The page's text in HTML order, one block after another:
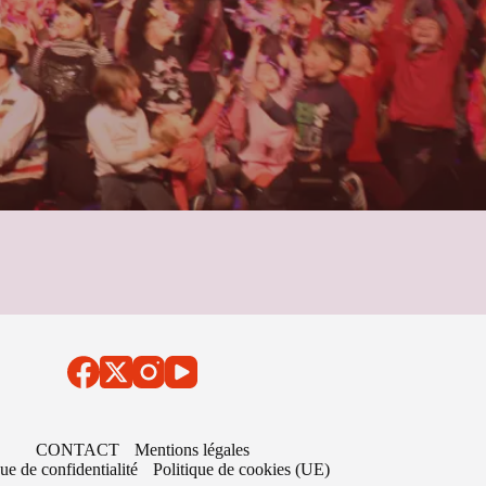
CONTACT
Mentions légales
de confidentialité
Politique de cookies (UE)